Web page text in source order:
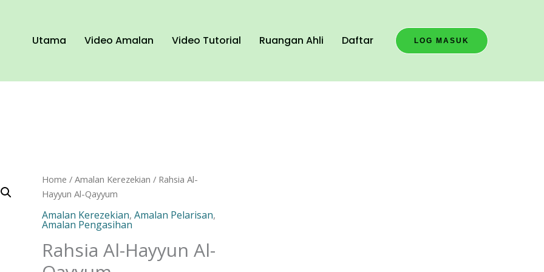
Utama Video Amalan Video Tutorial Ruangan Ahli Daftar LOG MASUK
Home /Amalan Kerezekian / Rahsia Al-
Hayyun Al-Qayyum
Amalan Kerezekian,Amalan Pelarisan,
Amalan Pengasihan
Rahsia Al-Hayyun Al-
Rahsia
Al-
Hayyun
Al-
quantity